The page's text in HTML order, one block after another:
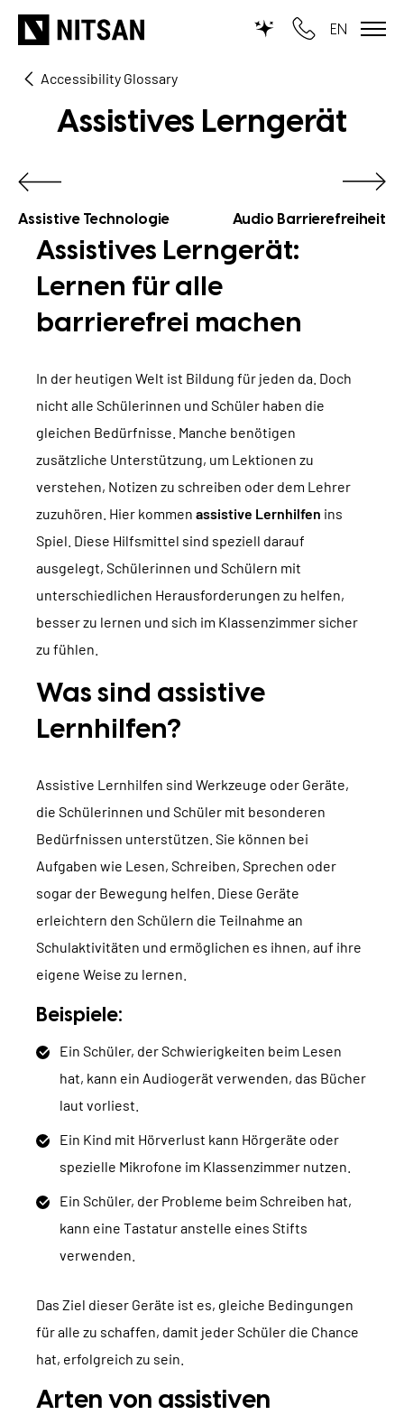
EN
WIR MACHEN TYPO3...
für öffentliche Einrichtungen
LEISTUNGEN
TYPO3 KI
TYPO3 Upgrade Service
TYPO3 Barrierefreiheit Testen
TYPO3 Support & Wartung
TYPO3 Freelancer
REFERENZEN
UNSERE PREISE
WIR SIND NITSAN
Über uns
Zusammenarbeit
Jobs
T3PLANET
TYPO3 Templates
TYPO3 Extensions
AI Universe
BLOG ANFRAGE GLOSSAR
Accessibility Glossary
Assistives Lerngerät
Assistive Technologie Audio Barrierefreiheit
Assistives Lerngerät:
Lernen für alle
barrierefrei machen
In der heutigen Welt ist Bildung für jeden da. Doch
nicht alle Schülerinnen und Schüler haben die
gleichen Bedürfnisse. Manche benötigen
zusätzliche Unterstützung, um Lektionen zu
verstehen, Notizen zu schreiben oder dem Lehrer
zuzuhören. Hier kommen assistive Lernhilfen ins
Spiel. Diese Hilfsmittel sind speziell darauf
ausgelegt, Schülerinnen und Schülern mit
unterschiedlichen Herausforderungen zu helfen,
besser zu lernen und sich im Klassenzimmer sicher
zu fühlen.
Was sind assistive
Lernhilfen?
Assistive Lernhilfen sind Werkzeuge oder Geräte,
die Schülerinnen und Schüler mit besonderen
Bedürfnissen unterstützen. Sie können bei
Aufgaben wie Lesen, Schreiben, Sprechen oder
sogar der Bewegung helfen. Diese Geräte
erleichtern den Schülern die Teilnahme an
Schulaktivitäten und ermöglichen es ihnen, auf ihre
eigene Weise zu lernen.
Beispiele:
Ein Schüler, der Schwierigkeiten beim Lesen
hat, kann ein Audiogerät verwenden, das Bücher
laut vorliest.
Ein Kind mit Hörverlust kann Hörgeräte oder
spezielle Mikrofone im Klassenzimmer nutzen.
Ein Schüler, der Probleme beim Schreiben hat,
kann eine Tastatur anstelle eines Stifts
verwenden.
Das Ziel dieser Geräte ist es, gleiche Bedingungen
für alle zu schaffen, damit jeder Schüler die Chance
hat, erfolgreich zu sein.
Arten von assistiven